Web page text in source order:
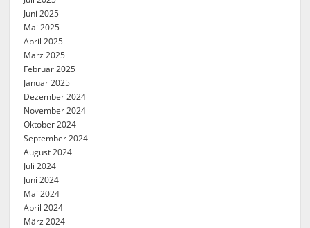
Juni 2025
Mai 2025
April 2025
März 2025
Februar 2025
Januar 2025
Dezember 2024
November 2024
Oktober 2024
September 2024
August 2024
Juli 2024
Juni 2024
Mai 2024
April 2024
März 2024